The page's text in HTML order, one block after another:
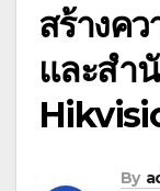
สร้างค
และสำ
By